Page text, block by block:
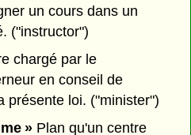
un cours dans un
("instructor")
chargé par le
en conseil de
présente loi. ("minister")
»Plan qu'un centre